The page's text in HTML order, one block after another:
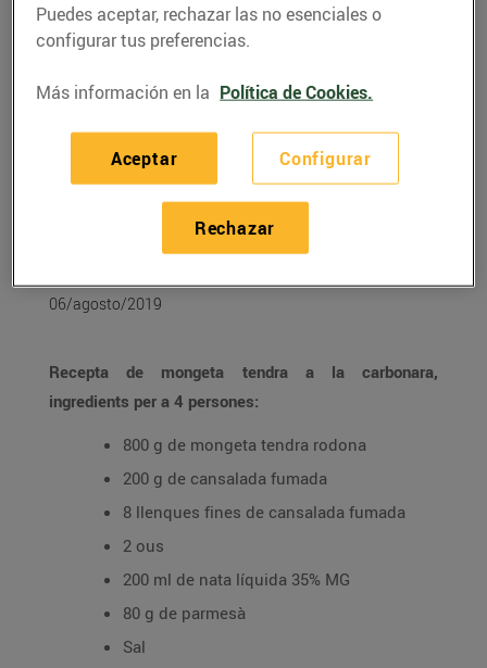
RECETAS
Recepta de mongeta
tendra a la carbonara
06/agosto/2019
Recepta de mongeta tendra a la carbonara,
ingredients per a 4 persones:
800 g de mongeta tendra rodona
200 g de cansalada fumada
8 llenques fines de cansalada fumada
2 ous
200 ml de nata líquida 35% MG
80 g de parmesà
Sal
Puedes aceptar, rechazar las no esenciales o
configurar tus preferencias.
Más información en la Política de Cookies.
Configurar
Rechazar
Aceptar